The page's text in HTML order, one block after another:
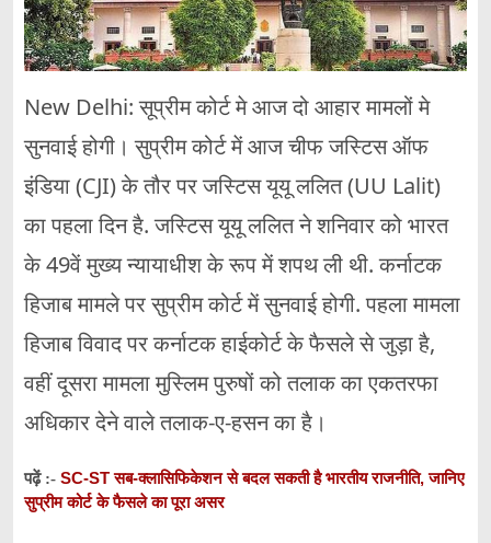
New Delhi: सूप्रीम कोर्ट मे आज दो आहार मामलों मे
सुनवाई होगी। सुप्रीम कोर्ट में आज चीफ जस्टिस ऑफ
इंडिया (CJI) के तौर पर जस्टिस यूयू ललित (UU Lalit)
का पहला दिन है. जस्टिस यूयू ललित ने शनिवार को भारत
के 49वें मुख्य न्यायाधीश के रूप में शपथ ली थी. कर्नाटक
हिजाब मामले पर सुप्रीम कोर्ट में सुनवाई होगी. पहला मामला
हिजाब विवाद पर कर्नाटक हाईकोर्ट के फैसले से जुड़ा है,
वहीं दूसरा मामला मुस्लिम पुरुषों को तलाक का एकतरफा
अधिकार देने वाले तलाक-ए-हसन का है।
पढ़ें :- SC-ST सब-क्लासिफिकेशन से बदल सकती है भारतीय राजनीति, जानिए
सुप्रीम कोर्ट के फैसले का पूरा असर